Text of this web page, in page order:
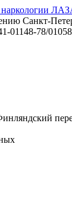
Санкт-
01148-78/